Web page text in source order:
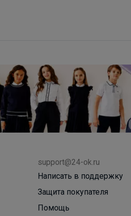
support@24-ok.ru
Написать в поддержку
Защита покупателя
Помощь